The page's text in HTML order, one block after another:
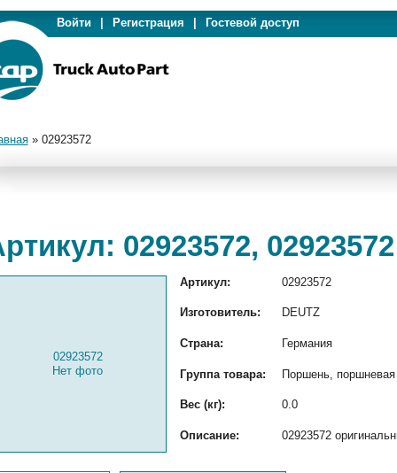
Войти Регистрация Гостевой доступ
» 02923572
02923572, 02923572
02923572
Нет фото
Артикул: 02923572
Изготовитель: DEUTZ
Страна: Германия
Группа товара: Поршень, поршневая
Вес (кг): 0.0
Описание: 02923572